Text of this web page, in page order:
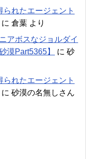
れたエージェント
に 倉葉 より
アボスなジョルダイ
漠Part5365】
に 砂
れたエージェント
に 砂漠の名無しさん